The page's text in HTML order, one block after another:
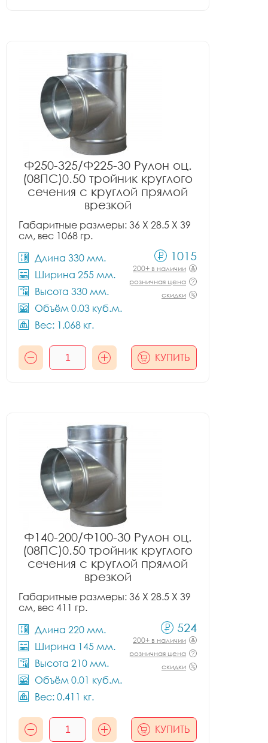
Ф250-325/Ф225-30 Рулон оц.
(08ПС)0.50 тройник круглого
сечения с круглой прямой
врезкой
Габаритные размеры: 36 X 28.5 X 39
см, вес 1068 гр.
Длина 330 мм.
Ширина 255 мм.
Высота 330 мм.
Объём 0.03 куб.м.
Вес: 1.068 кг.
1015
200+ в наличии
розничная цена
скидки
КУПИТЬ
Ф140-200/Ф100-30 Рулон оц.
(08ПС)0.50 тройник круглого
сечения с круглой прямой
врезкой
Габаритные размеры: 36 X 28.5 X 39
см, вес 411 гр.
Длина 220 мм.
Ширина 145 мм.
Высота 210 мм.
Объём 0.01 куб.м.
Вес: 0.411 кг.
524
200+ в наличии
розничная цена
скидки
КУПИТЬ